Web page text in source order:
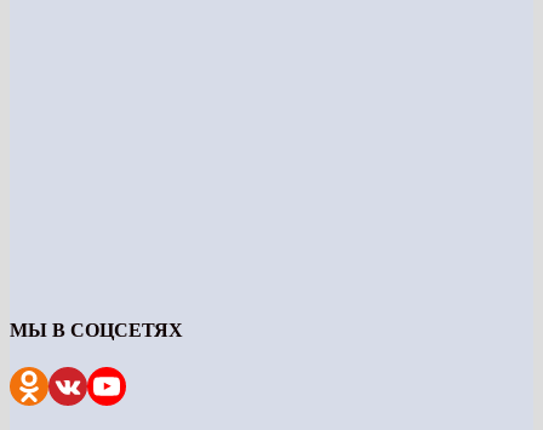
МЫ В СОЦСЕТЯХ